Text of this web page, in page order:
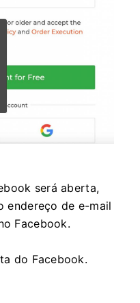
será aberta,
endereço de e-mail
Facebook.
do Facebook.